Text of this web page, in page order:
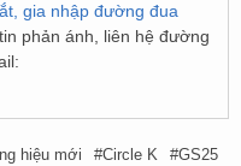
gia nhập đường đua
tin phản ánh, liên hệ đường
hiệu mới Circle K
GS25